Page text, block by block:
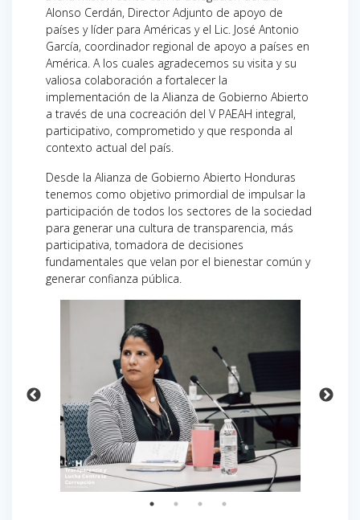
Alonso Cerdán, Director Adjunto de apoyo de
países y líder para Américas y el Lic. José Antonio
García, coordinador regional de apoyo a países en
América. A los cuales agradecemos su visita y su
valiosa colaboración a fortalecer la
implementación de la Alianza de Gobierno Abierto
a través de una cocreación del V PAEAH integral,
participativo, comprometido y que responda al
contexto actual del país.
Desde la Alianza de Gobierno Abierto Honduras
tenemos como objetivo primordial de impulsar la
participación de todos los sectores de la sociedad
para generar una cultura de transparencia, más
participativa, tomadora de decisiones
fundamentales que velan por el bienestar común y
generar confianza pública.